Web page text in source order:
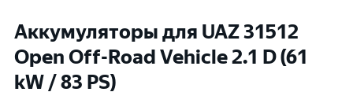
Аккумуляторы для UAZ 31512
Open Off-Road Vehicle 2.1 D (61
kW / 83 PS)